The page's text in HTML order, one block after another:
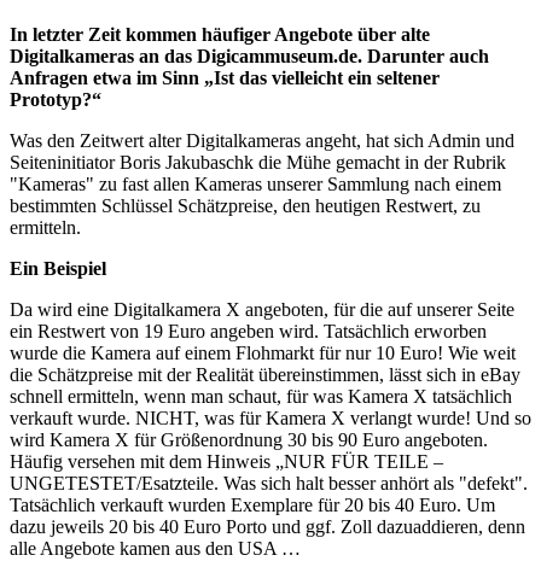
In letzter Zeit kommen häufiger Angebote über alte
Digitalkameras an das Digicammuseum.de. Darunter auch
Anfragen etwa im Sinn „Ist das vielleicht ein seltener
Prototyp?“
Was den Zeitwert alter Digitalkameras angeht, hat sich Admin und
Seiteninitiator Boris Jakubaschk die Mühe gemacht in der Rubrik
"Kameras" zu fast allen Kameras unserer Sammlung nach einem
bestimmten Schlüssel Schätzpreise, den heutigen Restwert, zu
ermitteln.
Ein Beispiel
Da wird eine Digitalkamera X angeboten, für die auf unserer Seite
ein Restwert von 19 Euro angeben wird. Tatsächlich erworben
wurde die Kamera auf einem Flohmarkt für nur 10 Euro! Wie weit
die Schätzpreise mit der Realität übereinstimmen, lässt sich in eBay
schnell ermitteln, wenn man schaut, für was Kamera X tatsächlich
verkauft wurde. NICHT, was für Kamera X verlangt wurde! Und so
wird Kamera X für Größenordnung 30 bis 90 Euro angeboten.
Häufig versehen mit dem Hinweis „NUR FÜR TEILE –
UNGETESTET/Esatzteile. Was sich halt besser anhört als "defekt".
Tatsächlich verkauft wurden Exemplare für 20 bis 40 Euro. Um
dazu jeweils 20 bis 40 Euro Porto und ggf. Zoll dazuaddieren, denn
alle Angebote kamen aus den USA …